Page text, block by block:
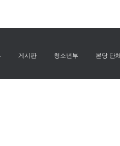
게시판 청소년부 본당 단체